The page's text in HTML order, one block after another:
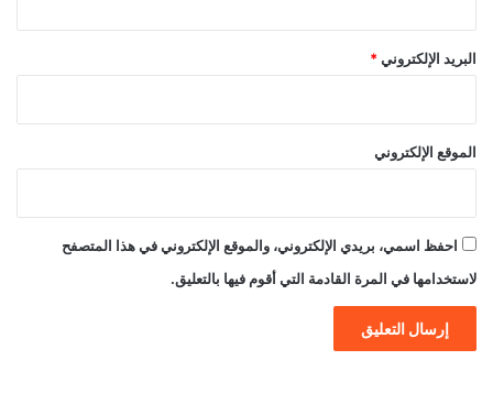
البريد الإلكتروني *
الموقع الإلكتروني
احفظ اسمي، بريدي الإلكتروني، والموقع الإلكتروني في هذا المتصفح
لاستخدامها في المرة القادمة التي أقوم فيها بالتعليق.